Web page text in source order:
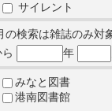
サイレント
検索は雑誌のみ対
ら 年
みなと図書
港南図書館